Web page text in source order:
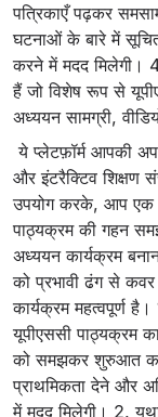
पत्रिकाएँ पढ़कर
घटनाओं के बारे में
करने में मदद मिलेगी।
हैं जो विशेष रूप से
अध्ययन सामग्री,
ये प्लेटफ़ॉर्म आपकी
और इंटरैक्टिव शिक्षण
उपयोग करके, आप एक
पाठ्यक्रम की गहन
अध्ययन कार्यक्रम
को प्रभावी ढंग से
कार्यक्रम महत्वपूर्ण
यूपीएससी पाठ्यक्रम
को समझकर शुरुआत
प्राथमिकता देने और
में मदद मिलेगी। 2.